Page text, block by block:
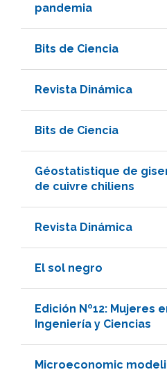
pandemia
Bits de Ciencia
Revista Dinámica
Bits de Ciencia
Géostatistique de
de cuivre chiliens
Revista Dinámica
El sol negro
Edición Nº12: Mujeres
Ingeniería y Ciencias
Microeconomic